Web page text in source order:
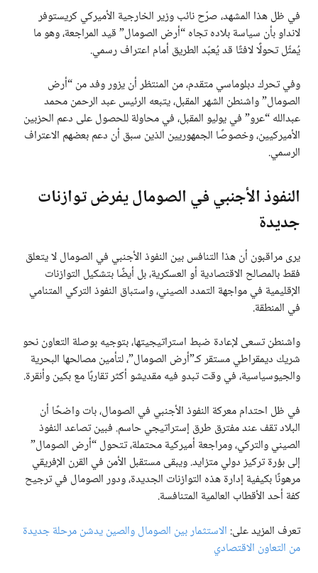
في ظل هذا المشهد، صرّح نائب وزير الخارجية الأميركي كريستوفر
لانداو بأن سياسة بلاده تجاه “أرض الصومال” قيد المراجعة، وهو ما
يُمثّل تحولًا لافتًا قد يُعبّد الطريق أمام اعتراف رسمي.
وفي تحرك دبلوماسي متقدم، من المنتظر أن يزور وفد من “أرض
الصومال” واشنطن الشهر المقبل، يتبعه الرئيس عبد الرحمن محمد
عبدالله “عرو” في يوليو المقبل، في محاولة للحصول على دعم الحزبين
الأميركيين، وخصوصًا الجمهوريين الذين سبق أن دعم بعضهم الاعتراف
الرسمي.
النفوذ الأجنبي في الصومال يفرض توازنات
جديدة
يرى مراقبون أن هذا التنافس بين النفوذ الأجنبي في الصومال لا يتعلق
فقط بالمصالح الاقتصادية أو العسكرية، بل أيضًا بتشكيل التوازنات
الإقليمية في مواجهة التمدد الصيني، واستباق النفوذ التركي المتنامي
في المنطقة.
واشنطن تسعى لإعادة ضبط استراتيجيتها، بتوجيه بوصلة التعاون نحو
شريك ديمقراطي مستقر كـ”أرض الصومال”، لتأمين مصالحها البحرية
والجيوسياسية، في وقت تبدو فيه مقديشو أكثر تقاربًا مع بكين وأنقرة.
في ظل احتدام معركة النفوذ الأجنبي في الصومال، بات واضحًا أن
البلاد تقف عند مفترق طرق إستراتيجي حاسم. فبين تصاعد النفوذ
الصيني والتركي، ومراجعة أميركية محتملة، تتحول “أرض الصومال”
إلى بؤرة تركيز دولي متزايد. ويبقى مستقبل الأمن في القرن الإفريقي
مرهونًا بكيفية إدارة هذه التوازنات الجديدة، ودور الصومال في ترجيح
كفة أحد الأقطاب العالمية المتنافسة.
تعرف المزيد على: الاستثمار بين الصومال والصين يدشن مرحلة جديدة
من التعاون الاقتصادي